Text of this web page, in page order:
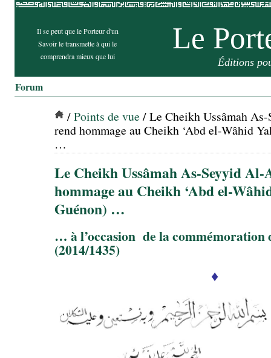
Il se peut que le Porteur d'un
Savoir le transmette à qui le
comprendra mieux que lui
Le
Éditions
Forum
/Points de vue / Le Cheikh Ussâmah
rend hommage au Cheikh ‘Abd el-Wâhid
…
Le Cheikh Ussâmah As-Seyyid
hommage au Cheikh ‘Abd el-
Guénon) …
… à l’occasion de la commémoration
(2014/1435)
♦